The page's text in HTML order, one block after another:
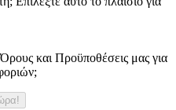
και Προϋποθέσεις μας για